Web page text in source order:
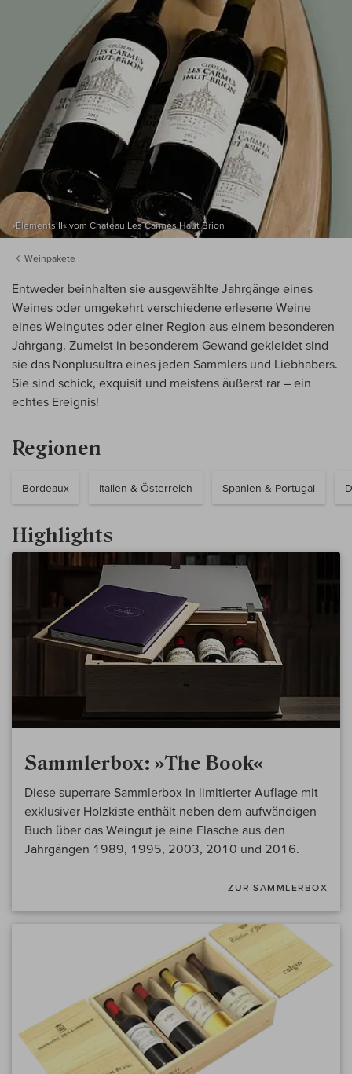
»Elements II« vom Chateau Les Carmes Haut Brion
Weinpakete
Entweder beinhalten sie ausgewählte Jahrgänge eines
Weines oder umgekehrt verschiedene erlesene Weine
eines Weingutes oder einer Region aus einem besonderen
Jahrgang. Zumeist in besonderem Gewand gekleidet sind
sie das Nonplusultra eines jeden Sammlers und Liebhabers.
Sie sind schick, exquisit und meistens äußerst rar – ein
echtes Ereignis!
Regionen
Bordeaux Italien & Österreich Spanien & Portugal
Highlights
Sammlerbox: »The Book«
Diese superrare Sammlerbox in limitierter Auflage mit
exklusiver Holzkiste enthält neben dem aufwändigen
Buch über das Weingut je eine Flasche aus den
Jahrgängen 1989, 1995, 2003, 2010 und 2016.
ZUR SAMMLERBOX